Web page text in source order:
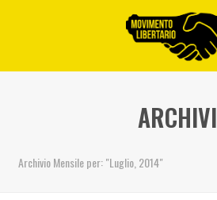
ARCHIVI
Archivio Mensile per: "Luglio, 2014"